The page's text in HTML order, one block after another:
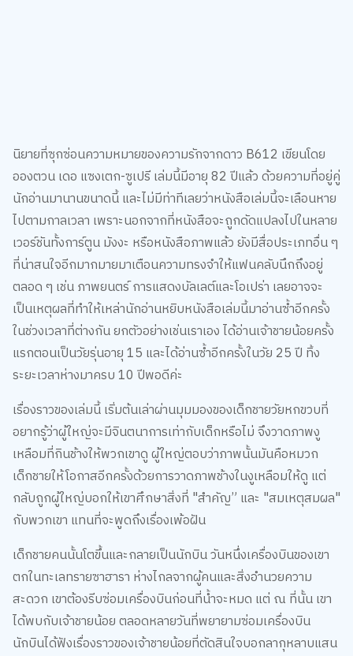
นิยายที่ซุกซ่อนความหมายของความรักจากดาว B612 เขียนโดย
อองตวน เดอ แซงเตก-ซูเปรี เล่มนี้มีอายุ 82 ปีแล้ว ด้วยความที่อยู่คู่
นักอ่านมานานขนาดนี้ และไม่มีท่าทีเลยว่าหนังสือเล่มนี้จะเลือนหาย
ไปตามกาลเวลา เพราะนอกจากที่หนังสือจะถูกดัดแปลงไปในหลาย
เวอร์ชันทั้งการ์ตูน มังงะ หรือหนังสือภาพแล้ว ยังมีสื่อประเภทอื่น ๆ
ที่น่าสนใจอีกมากมายมาเตือนความทรงจำให้แฟนคลับนึกถึงอยู่
ตลอด ๆ เช่น ภาพยนตร์ การแสดงบัลเลต์และโอเปร่า เลยอาจจะ
เป็นเหตุผลที่ทำให้เหล่านักอ่านหยิบหนังสือเล่มนี้มาอ่านซ้ำอีกครั้ง
ในช่วงเวลาที่ต่างกัน ยกตัวอย่างเช่นเราเอง ได้อ่านเจ้าชายน้อยครั้ง
แรกตอนเป็นวัยรุ่นอายุ 15 และได้อ่านซ้ำอีกครั้งในวัย 25 ปี ทิ้ง
ระยะเวลาห่างมาครบ 10 ปีพอดีค่ะ
เรื่องราวของเล่มนี้ เริ่มต้นเล่าผ่านมุมมองของเด็กชายวัยหกขวบที่
อยากรู้ว่าผู้ใหญ่จะมีจินตนาการเท่ากับเด็กหรือไม่ จึงวาดภาพงู
เหลือมที่กินช้างให้พวกเขาดู ผู้ใหญ่ตอบว่าภาพนั้นมันคือหมวก
เด็กชายให้โอกาสอีกครั้งด้วยการวาดภาพช้างในงูเหลือมให้ดู แต่
กลับถูกผู้ใหญ่บอกให้เขาศึกษาสิ่งที่ "สำคัญ” และ "สมเหตุสมผล"
กับพวกเขา แทนที่จะพูดถึงเรื่องเพ้อฝัน
เด็กชายคนนั้นโตขึ้นและกลายเป็นนักบิน วันหนึ่งเครื่องบินของเขา
ตกในทะเลทรายซาฮารา ห่างไกลจากผู้คนและสิ่งอำนวยความ
สะดวก เขาต้องรีบซ่อมเครื่องบินก่อนที่น้ำจะหมด แต่ ณ ที่นั้น เขา
ได้พบกับเจ้าชายน้อย ตลอดหลายวันที่พยายามซ่อมเครื่องบิน
นักบินได้ฟังเรื่องราวของเจ้าชายน้อยที่ตัดสินใจบอกลากุหลาบแสน